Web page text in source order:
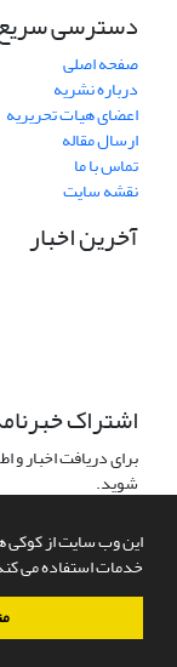
این وب سایت از کوکی
خدمات استفاده می
دسترسی
صفحه اصلی
درباره نشریه
اعضای هیات تحریریه
ارسال مقاله
تماس با ما
نقشه سایت
آخرین اخبار
اشتراک
برای دریافت اخبار
شوید.
سامانه مدیریت